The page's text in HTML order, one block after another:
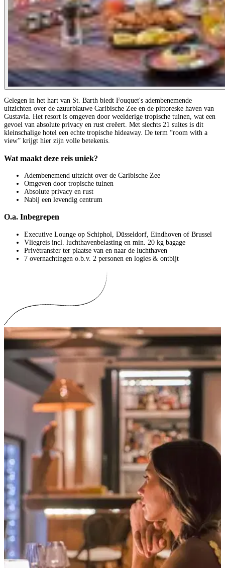
Gelegen in het hart van St. Barth biedt Fouquet's adembenemende
uitzichten over de azuurblauwe Caribische Zee en de pittoreske haven van
Gustavia. Het resort is omgeven door weelderige tropische tuinen, wat een
gevoel van absolute privacy en rust creëert. Met slechts 21 suites is dit
kleinschalige hotel een echte tropische hideaway. De term “room with a
view” krijgt hier zijn volle betekenis.
Wat maakt deze reis uniek?
Adembenemend uitzicht over de Caribische Zee
Omgeven door tropische tuinen
Absolute privacy en rust
Nabij een levendig centrum
O.a. Inbegrepen
Executive Lounge op Schiphol, Düsseldorf, Eindhoven of Brussel
Vliegreis incl. luchthavenbelasting en min. 20 kg bagage
Privétransfer ter plaatse van en naar de luchthaven
7 overnachtingen o.b.v. 2 personen en logies & ontbijt